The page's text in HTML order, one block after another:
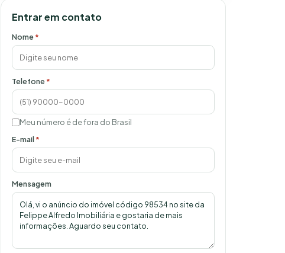
Entrar em contato
Nome *
Telefone *
Meu número é de fora do Brasil
E-mail *
Mensagem